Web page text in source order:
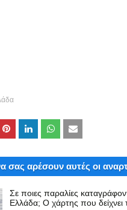
σας αρέσουν αυτές οι
Σε ποιες παραλίες
Ελλάδα; Ο χάρτης που δείχνει